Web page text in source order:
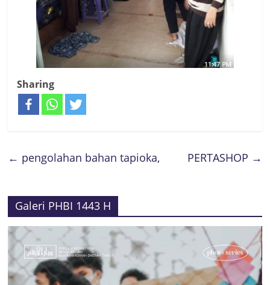
Sharing
← pengolahan bahan tapioka, PERTASHOP →
Galeri PHBI 1443 H